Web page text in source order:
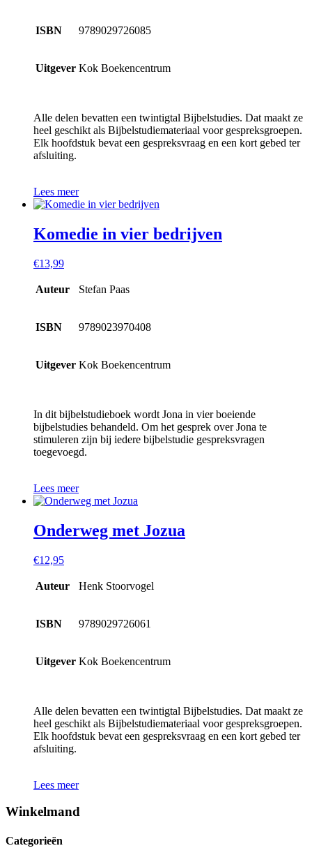
ISBN 9789029726085
Uitgever Kok Boekencentrum
Alle delen bevatten een twintigtal Bijbelstudies. Dat maakt ze
heel geschikt als Bijbelstudiemateriaal voor gespreksgroepen.
Elk hoofdstuk bevat een gespreksvraag en een kort gebed ter
afsluiting.
Lees meer
Komedie in vier bedrijven
€13,99
Auteur Stefan Paas
ISBN 9789023970408
Uitgever Kok Boekencentrum
In dit bijbelstudieboek wordt Jona in vier boeiende
bijbelstudies behandeld. Om het gesprek over Jona te
stimuleren zijn bij iedere bijbelstudie gespreksvragen
toegevoegd.
Lees meer
Onderweg met Jozua
€12,95
Auteur Henk Stoorvogel
ISBN 9789029726061
Uitgever Kok Boekencentrum
Alle delen bevatten een twintigtal Bijbelstudies. Dat maakt ze
heel geschikt als Bijbelstudiemateriaal voor gespreksgroepen.
Elk hoofdstuk bevat een gespreksvraag en een kort gebed ter
afsluiting.
Lees meer
Winkelmand
Categorieën